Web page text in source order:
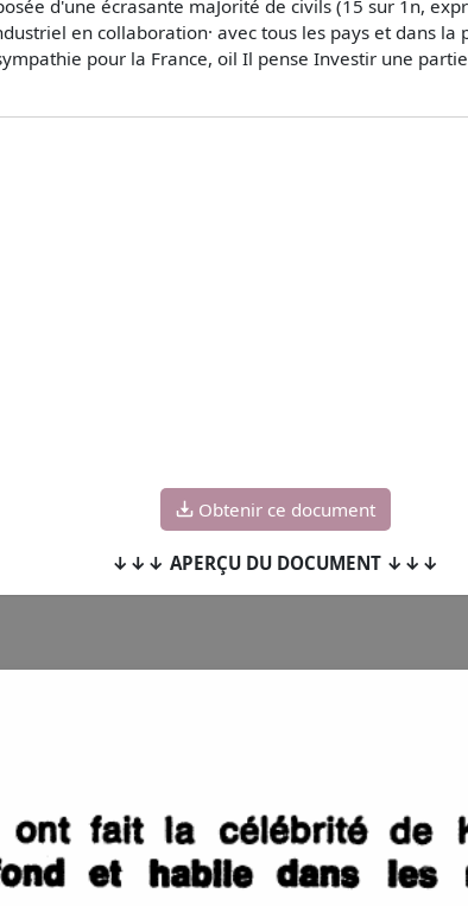
d'une écrasante maJorité de civils (15 sur 1n,
en collaboration· avec tous les pays et dans la
pour la France, oil Il pense Investir une
Obtenir ce document
↓↓↓ APERÇU DU DOCUMENT ↓↓↓